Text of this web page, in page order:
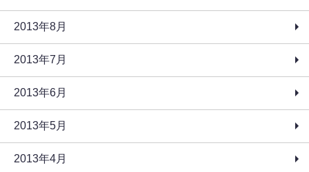
2013年8月
2013年7月
2013年6月
2013年5月
2013年4月